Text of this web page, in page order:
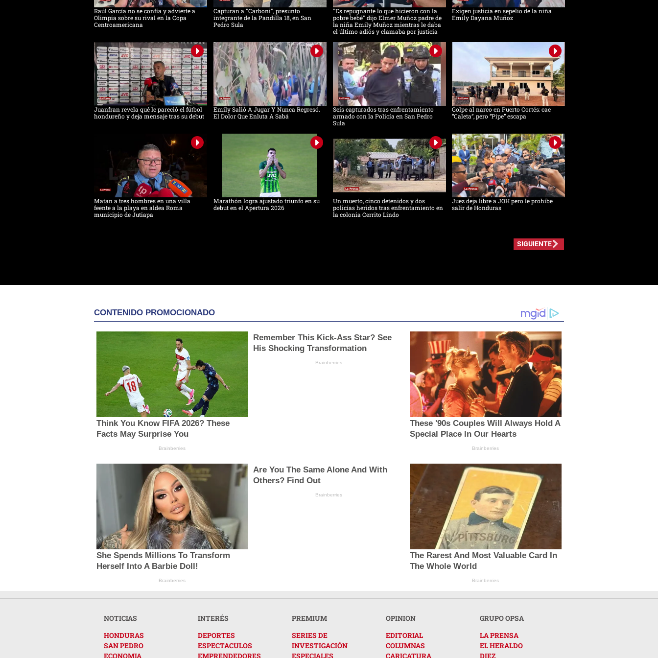
Raúl García no se confía y advierte a
Olimpia sobre su rival en la Copa
Centroamericana
Capturan a "Carboni", presunto
integrante de la Pandilla 18, en San
Pedro Sula
"Es repugnante lo que hicieron con la
pobre bebé" dijo Elmer Muñoz padre de
la niña Emily Muñoz mientras le daba
el último adiós y clamaba por justicia
Exigen justicia en sepelio de la niña
Emily Dayana Muñoz
Juanfran revela qué le pareció el fútbol
hondureño y deja mensaje tras su debut
Emily Salió A Jugar Y Nunca Regresó.
El Dolor Que Enluta A Sabá
Seis capturados tras enfrentamiento
armado con la Policía en San Pedro
Sula
Golpe al narco en Puerto Cortés: cae
“Caleta”, pero “Pipe” escapa
Matan a tres hombres en una villa
feente a la playa en aldea Roma
municipio de Jutiapa
Marathón logra ajustado triunfo en su
debut en el Apertura 2026
Un muerto, cinco detenidos y dos
policías heridos tras enfrentamiento en
la colonia Cerrito Lindo
Juez deja libre a JOH pero le prohíbe
salir de Honduras
SIGUIENTE
CONTENIDO PROMOCIONADO
Think You Know FIFA 2026? These
Facts May Surprise You
Brainberries
Remember This Kick-Ass Star? See
His Shocking Transformation
Brainberries
These '90s Couples Will Always Hold A
Special Place In Our Hearts
Brainberries
She Spends Millions To Transform
Herself Into A Barbie Doll!
Brainberries
Are You The Same Alone And With
Others? Find Out
Brainberries
The Rarest And Most Valuable Card In
The Whole World
Brainberries
NOTICIAS
HONDURAS
SAN PEDRO
ECONOMIA
INTERÉS
DEPORTES
ESPECTACULOS
EMPRENDEDORES
PREMIUM
SERIES DE
INVESTIGACIÓN
ESPECIALES
OPINION
EDITORIAL
COLUMNAS
CARICATURA
GRUPO OPSA
LA PRENSA
EL HERALDO
DIEZ